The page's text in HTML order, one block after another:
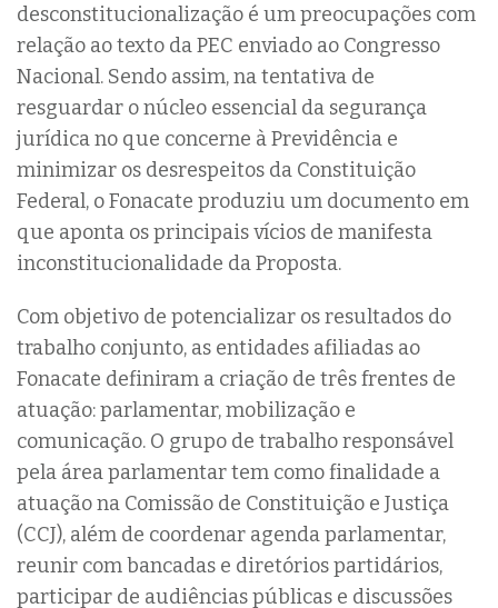
desconstitucionalização é um preocupações com
relação ao texto da PEC enviado ao Congresso
Nacional. Sendo assim, na tentativa de
resguardar o núcleo essencial da segurança
jurídica no que concerne à Previdência e
minimizar os desrespeitos da Constituição
Federal, o Fonacate produziu um documento em
que aponta os principais vícios de manifesta
inconstitucionalidade da Proposta.
Com objetivo de potencializar os resultados do
trabalho conjunto, as entidades afiliadas ao
Fonacate definiram a criação de três frentes de
atuação: parlamentar, mobilização e
comunicação. O grupo de trabalho responsável
pela área parlamentar tem como finalidade a
atuação na Comissão de Constituição e Justiça
(CCJ), além de coordenar agenda parlamentar,
reunir com bancadas e diretórios partidários,
participar de audiências públicas e discussões